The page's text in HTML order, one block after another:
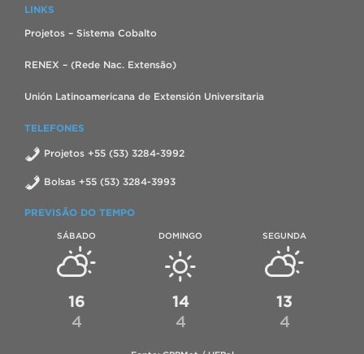
LINKS
Projetos – Sistema Cobalto
RENEX – (Rede Nac. Extensão)
Unión Latinoamericana de Extensión Universitaria
TELEFONES
Projetos +55 (53) 3284-3992
Bolsas +55 (53) 3284-3993
PREVISÃO DO TEMPO
SÁBADO
16
4
DOMINGO
14
4
SEGUNDA
13
4